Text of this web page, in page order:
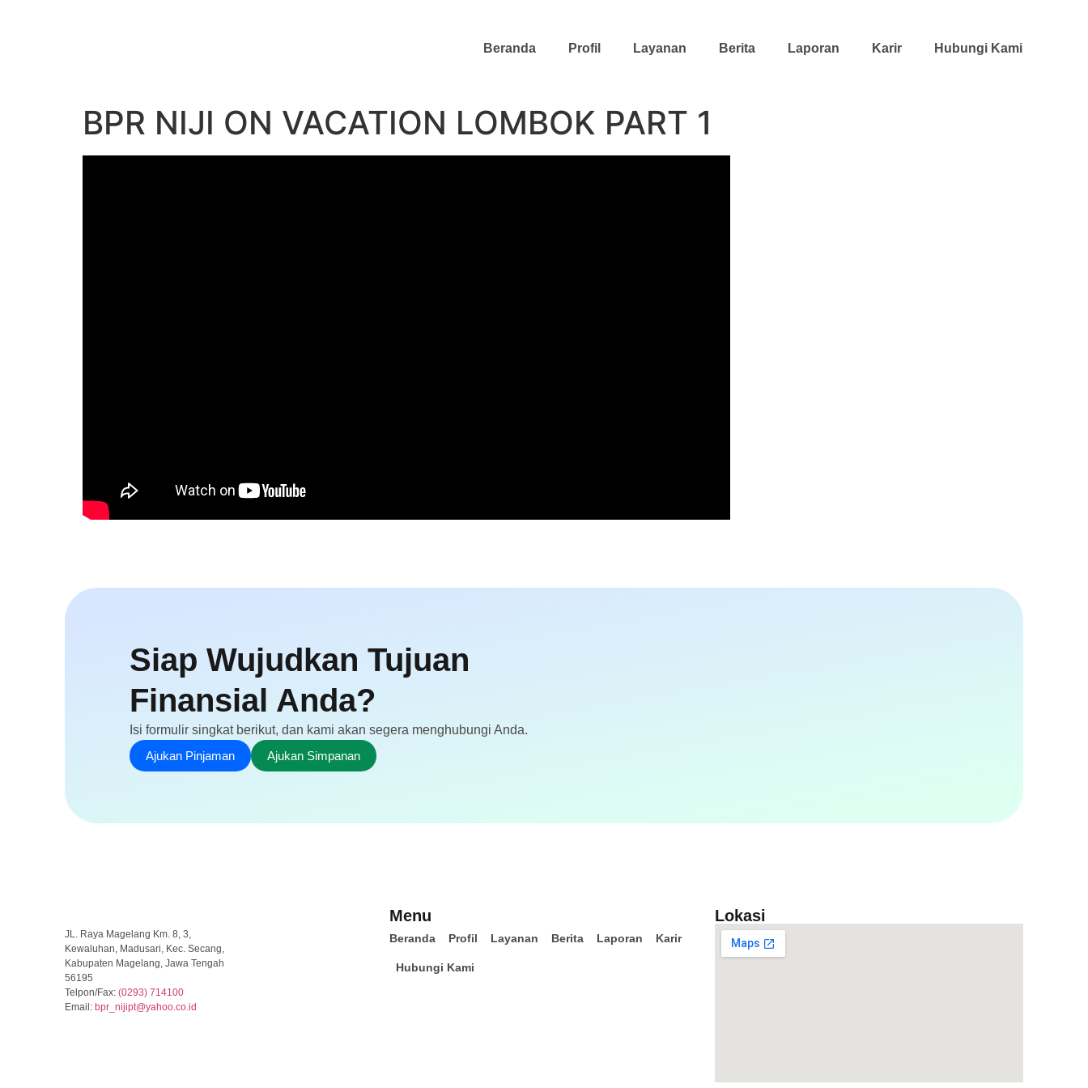
Beranda Profil Layanan Berita Laporan Karir Hubungi Kami
BPR NIJI ON VACATION LOMBOK PART 1
Siap Wujudkan Tujuan
Finansial Anda?
Isi formulir singkat berikut, dan kami akan segera menghubungi Anda.
Ajukan Pinjaman
Ajukan Simpanan
JL. Raya Magelang Km. 8, 3,
Kewaluhan, Madusari, Kec. Secang,
Kabupaten Magelang, Jawa Tengah
56195
Telpon/Fax: (0293) 714100
Email: bpr_nijipt@yahoo.co.id
Menu
Beranda Profil Layanan Berita Laporan Karir
Hubungi Kami
Lokasi